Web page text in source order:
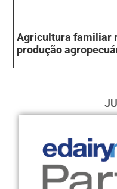
Agricultura familiar
produção